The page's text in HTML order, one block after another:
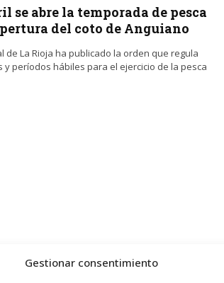
Gestionar consentimiento
se abre la temporada de pesca
del coto de Anguiano
de La Rioja ha publicado la orden que regula
y períodos hábiles para el ejercicio de la pesca
Haro homenajea este domingo a su jarrero
ilustre, Luis de la Fuente, campeón del
...